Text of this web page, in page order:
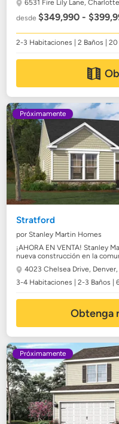
6531 Fire Lily Lane,
desde$349,990 -
2-3 Habitaciones | 2 Baños | 20
Próximamente
Stratford
por Stanley Martin Homes
¡AHORA EN VENTA! Stanley
nueva construcción en la
4023 Chelsea Drive,
3-4 Habitaciones | 2-3 Baños |
Obtenga
Próximamente